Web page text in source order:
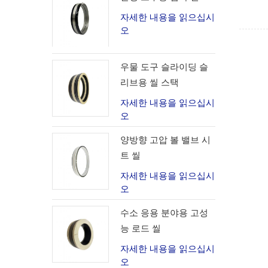
자세한 내용을 읽으십시
오
우물 도구 슬라이딩 슬
리브용 씰 스택
자세한 내용을 읽으십시
오
양방향 고압 볼 밸브 시
트 씰
자세한 내용을 읽으십시
오
수소 응용 분야용 고성
능 로드 씰
자세한 내용을 읽으십시
오